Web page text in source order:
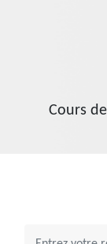
Cours